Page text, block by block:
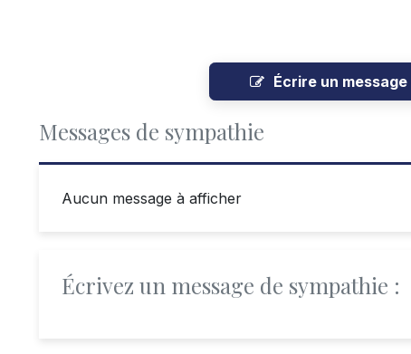
Écrire un
Messages de sympathie
Aucun message à afficher
Écrivez un message de sympathie :